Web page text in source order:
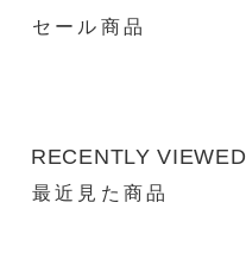
セール商品
RECENTLY VIEWED
最近見た商品